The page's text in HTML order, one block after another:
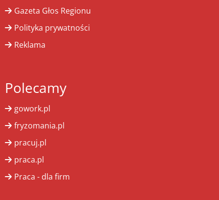
Gazeta Głos Regionu
Polityka prywatności
Reklama
Polecamy
gowork.pl
fryzomania.pl
pracuj.pl
praca.pl
Praca - dla firm